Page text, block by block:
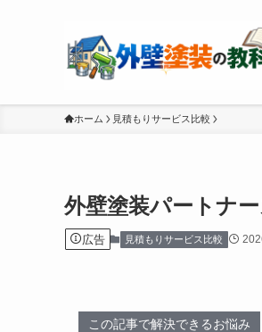
ホーム 見積もりサービス比較
外壁塗装パートナ
広告 見積もりサービス比較
この記事で解決できるお悩み